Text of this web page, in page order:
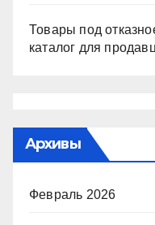
Товары под
каталог для
Архивы
Февраль 2026